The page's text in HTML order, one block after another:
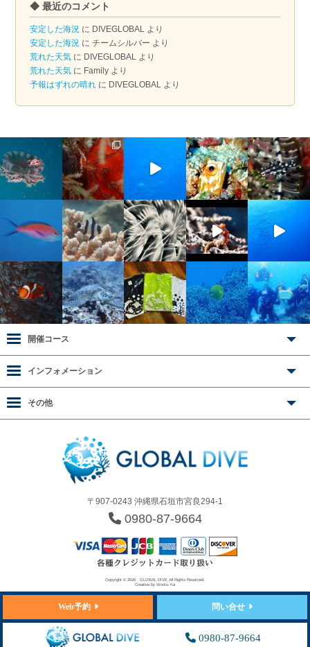
カ
イ
ブ
◆ 最近のコメント
安定した海況 に DIVEGLOBAL より
安定した海況 にチームシルバー より
荒れた天気 に DIVEGLOBAL より
荒れた天気 に Family より
予報はずれの晴れ に DIVEGLOBAL より
〒907-0243 沖縄県石垣市宮良294-1
0980-87-9664
開催コース
インフォメーション
その他
Copyright © 2026 GLOBAL DIVE All Rights Reserved.
Creative by Works-Yui
Web予約 問い合せ
0980-87-9664